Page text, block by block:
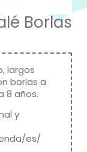
Borlas
largos
borlas a
8 años.
y
es/